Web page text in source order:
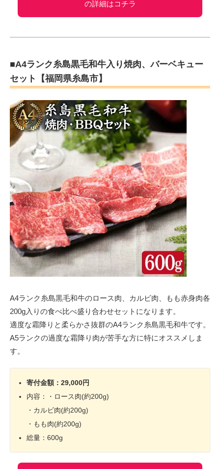
の詳細はコチラ
■A4ランク糸島黒毛和牛入り焼肉、バーベキュー
セット【福岡県糸島市】
A4ランク糸島黒毛和牛のロース肉、カルビ肉、もも赤身肉各
200g入りの食べ比べ盛り合わせセットになります。
適度な霜降りと柔らかさ抜群のA4ランク糸島黒毛和牛です。
A5ランクの過度な霜降り肉が苦手な方に特にオススメしま
す。
寄付金額：29,000円
内容：・ロース肉(約200g)
・カルビ肉(約200g)
・もも肉(約200g)
総量：600g